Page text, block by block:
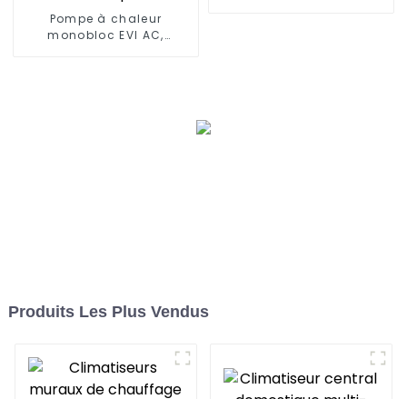
Pompe à chaleur
monobloc EVI AC,
Produits Les Plus Vendus